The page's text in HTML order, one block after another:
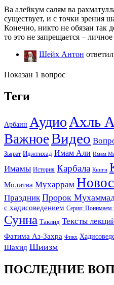
Ва алейкум салям ва
существует, и с точки зрения
Конечно, никто не обязан так
то это не запрещается –
Шейх Антон ответил
Показан 1 вопрос
Теги
Арбаин Аудио Ахль
ВажноеВидео
Зьярат Иджтихад Имам Али Имам
Имамы История Карбала Книги
Молитва Мухаррам
Праздник Пророк
с хадисоведением Серия: Понимаем
Сунна Таклид Тексты
Фатима Аз-Захра Фикх
Шахид Шиизм
ПОСЛЕДНИЕ